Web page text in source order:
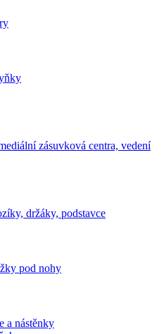
zásuvková centra, vedení
držáky, podstavce
pod nohy
a nástěnky